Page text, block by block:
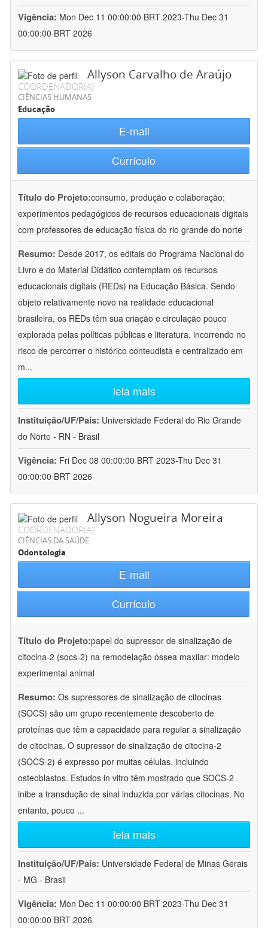
Vigência: Mon Dec 11 00:00:00 BRT 2023-Thu Dec 31
00:00:00 BRT 2026
Allyson Carvalho de Araújo
COORDENADOR(A)
CIÊNCIAS HUMANAS
Educação
E-mail
Currículo
Título do Projeto:consumo, produção e colaboração:
experimentos pedagógicos de recursos educacionais digitais
com professores de educação física do rio grande do norte
Resumo: Desde 2017, os editais do Programa Nacional do
Livro e do Material Didático contemplam os recursos
educacionais digitais (REDs) na Educação Básica. Sendo
objeto relativamente novo na realidade educacional
brasileira, os REDs têm sua criação e circulação pouco
explorada pelas políticas públicas e literatura, incorrendo no
risco de percorrer o histórico conteudista e centralizado em
m...
leia mais
Instituição/UF/País: Universidade Federal do Rio Grande
do Norte - RN - Brasil
Vigência: Fri Dec 08 00:00:00 BRT 2023-Thu Dec 31
00:00:00 BRT 2026
Allyson Nogueira Moreira
COORDENADOR(A)
CIÊNCIAS DA SAÚDE
Odontologia
E-mail
Currículo
Título do Projeto:papel do supressor de sinalização de
citocina-2 (socs-2) na remodelação óssea maxilar: modelo
experimental animal
Resumo: Os supressores de sinalização de citocinas
(SOCS) são um grupo recentemente descoberto de
proteínas que têm a capacidade para regular a sinalização
de citocinas. O supressor de sinalização de citocina-2
(SOCS-2) é expresso por muitas células, incluindo
osteoblastos. Estudos in vitro têm mostrado que SOCS-2
inibe a transdução de sinal induzida por várias citocinas. No
entanto, pouco ...
leia mais
Instituição/UF/País: Universidade Federal de Minas Gerais
- MG - Brasil
Vigência: Mon Dec 11 00:00:00 BRT 2023-Thu Dec 31
00:00:00 BRT 2026